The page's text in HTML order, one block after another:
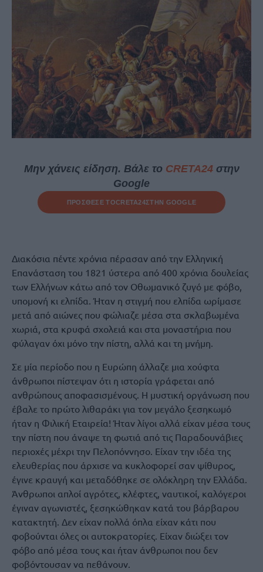
Μην χάνεις είδηση. Βάλε το CRETA24στην
Google
ΠΡΟΣΘΕΣΕ ΤΟCRETA24ΣΤΗΝ GOOGLE
Διακόσια πέντε χρόνια πέρασαν από την Ελληνική
Επανάσταση του 1821 ύστερα από 400 χρόνια δουλείας
των Ελλήνων κάτω από τον Οθωμανικό ζυγό με φόβο,
υπομονή κι ελπίδα. Ήταν η στιγμή που ελπίδα ωρίμασε
μετά από αιώνες που φώλιαζε μέσα στα σκλαβωμένα
χωριά, στα κρυφά σχολειά και στα μοναστήρια που
φύλαγαν όχι μόνο την πίστη, αλλά και τη μνήμη.
Σε μία περίοδο που η Ευρώπη άλλαζε μια χούφτα
άνθρωποι πίστεψαν ότι η ιστορία γράφεται από
ανθρώπους αποφασισμένους. Η μυστική οργάνωση που
έβαλε το πρώτο λιθαράκι για τον μεγάλο ξεσηκωμό
ήταν η Φιλική Εταιρεία! Ήταν λίγοι αλλά είχαν μέσα τους
την πίστη που άναψε τη φωτιά από τις Παραδουνάβιες
περιοχές μέχρι την Πελοπόννησο. Είχαν την ιδέα της
ελευθερίας που άρχισε να κυκλοφορεί σαν ψίθυρος,
έγινε κραυγή και μεταδόθηκε σε ολόκληρη την Ελλάδα.
Άνθρωποι απλοί αγρότες, κλέφτες, ναυτικοί, καλόγεροι
έγιναν αγωνιστές, ξεσηκώθηκαν κατά του βάρβαρου
κατακτητή. Δεν είχαν πολλά όπλα είχαν κάτι που
φοβούνται όλες οι αυτοκρατορίες. Είχαν διώξει τον
φόβο από μέσα τους και ήταν άνθρωποι που δεν
φοβόντουσαν να πεθάνουν.